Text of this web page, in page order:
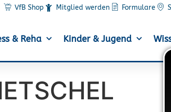
VfB Shop Mitglied werden Formulare
& Reha Kinder & Jugend